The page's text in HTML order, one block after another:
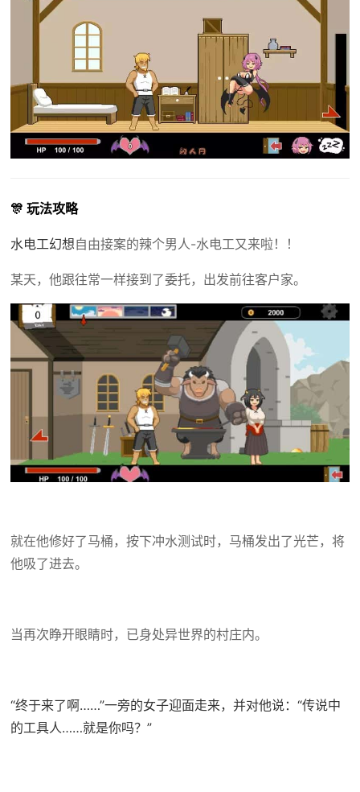
🎊 玩法攻略
水电工幻想自由接案的辣个男人-水电工又来啦！！
某天，他跟往常一样接到了委托，出发前往客户家。
就在他修好了马桶，按下冲水测试时，马桶发出了光芒，将
他吸了进去。
当再次睁开眼睛时，已身处异世界的村庄内。
“终于来了啊……”一旁的女子迎面走来，并对他说：“传说中
的工具人……就是你吗？”